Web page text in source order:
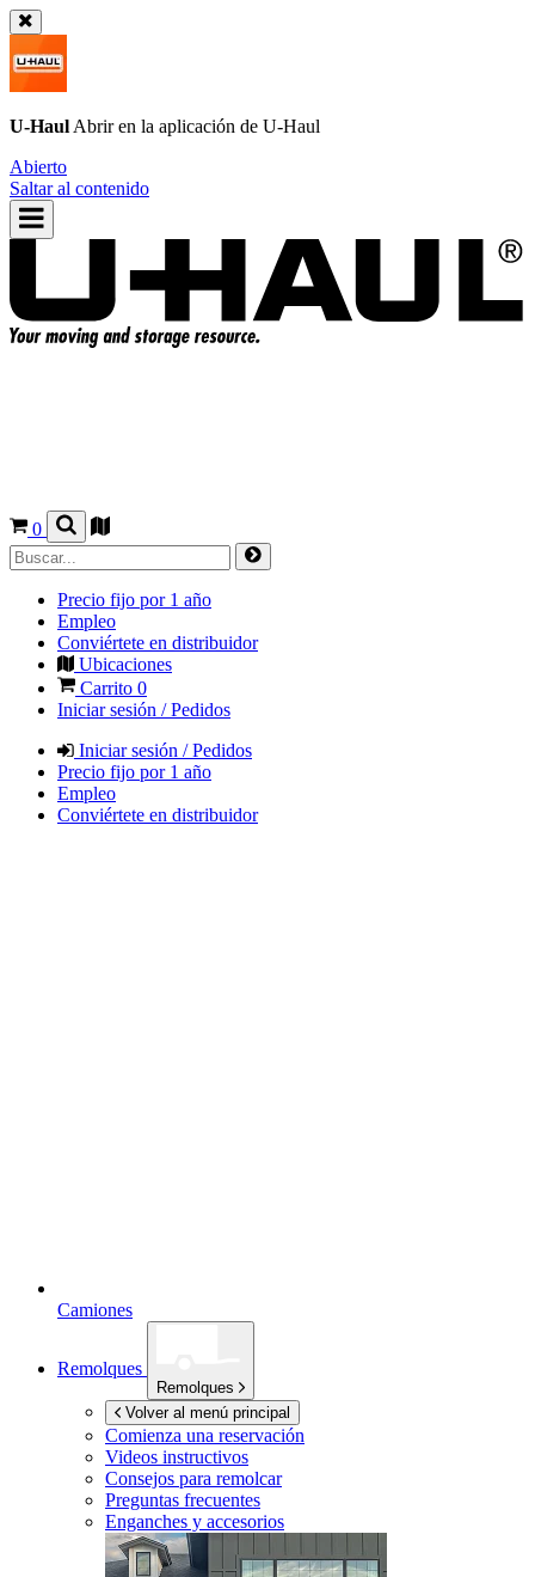
U-Haul Abrir en la aplicación de U-Haul
Abierto
Saltar al contenido
0
Precio fijo por 1 año
Empleo
Conviértete en distribuidor
Ubicaciones
Carrito 0
Iniciar sesión / Pedidos
Iniciar sesión / Pedidos
Precio fijo por 1 año
Empleo
Conviértete en distribuidor
Camiones
Remolques
Remolques
Volver al menú principal
Comienza una reservación
Videos instructivos
Consejos para remolcar
Preguntas frecuentes
Enganches y accesorios